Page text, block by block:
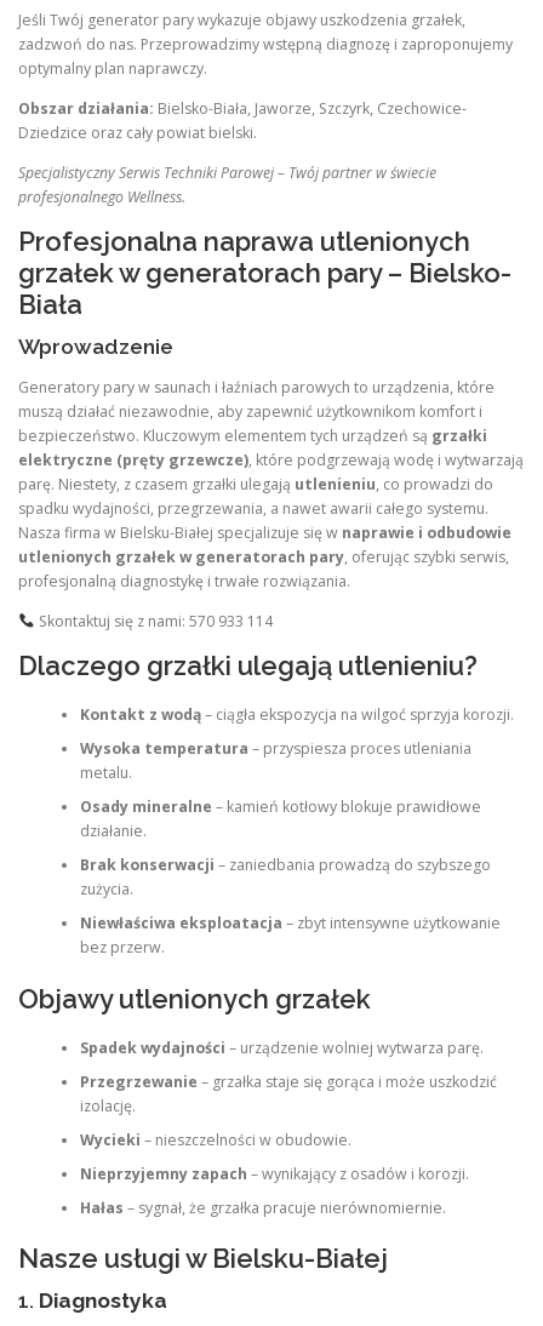
Jeśli Twój generator pary wykazuje objawy uszkodzenia grzałek,
zadzwoń do nas. Przeprowadzimy wstępną diagnozę i zaproponujemy
optymalny plan naprawczy.
Obszar działania: Bielsko-Biała, Jaworze, Szczyrk, Czechowice-
Dziedzice oraz cały powiat bielski.
Specjalistyczny Serwis Techniki Parowej – Twój partner w świecie
profesjonalnego Wellness.
Profesjonalna naprawa utlenionych
grzałek w generatorach pary – Bielsko-
Biała
Wprowadzenie
Generatory pary w saunach i łaźniach parowych to urządzenia, które
muszą działać niezawodnie, aby zapewnić użytkownikom komfort i
bezpieczeństwo. Kluczowym elementem tych urządzeń są grzałki
elektryczne (pręty grzewcze), które podgrzewają wodę i wytwarzają
parę. Niestety, z czasem grzałki ulegają utlenieniu, co prowadzi do
spadku wydajności, przegrzewania, a nawet awarii całego systemu.
Nasza firma w Bielsku-Białej specjalizuje się w naprawie i odbudowie
utlenionych grzałek w generatorach pary, oferując szybki serwis,
profesjonalną diagnostykę i trwałe rozwiązania.
Skontaktuj się z nami: 570 933 114
Dlaczego grzałki ulegają utlenieniu?
Kontakt z wodą– ciągła ekspozycja na wilgoć sprzyja korozji.
Wysoka temperatura – przyspiesza proces utleniania
metalu.
Osady mineralne – kamień kotłowy blokuje prawidłowe
działanie.
Brak konserwacji – zaniedbania prowadzą do szybszego
zużycia.
Niewłaściwa eksploatacja – zbyt intensywne użytkowanie
bez przerw.
Objawy utlenionych grzałek
Spadek wydajności – urządzenie wolniej wytwarza parę.
Przegrzewanie – grzałka staje się gorąca i może uszkodzić
izolację.
Wycieki – nieszczelności w obudowie.
Nieprzyjemny zapach – wynikający z osadów i korozji.
Hałas – sygnał, że grzałka pracuje nierównomiernie.
Nasze usługi w Bielsku-Białej
1. Diagnostyka